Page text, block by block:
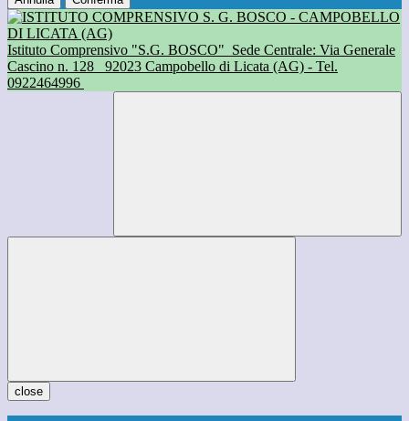
Istituto Comprensivo "S.G. BOSCO" Sede Centrale: Via Generale
Cascino n. 128
92023 Campobello di Licata (AG) - Tel.
0922464996
close